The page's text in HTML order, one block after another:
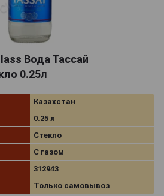
Вода Тассай
0.25л
Казахстан
0.25 л
Стекло
С газом
312943
Только самовывоз